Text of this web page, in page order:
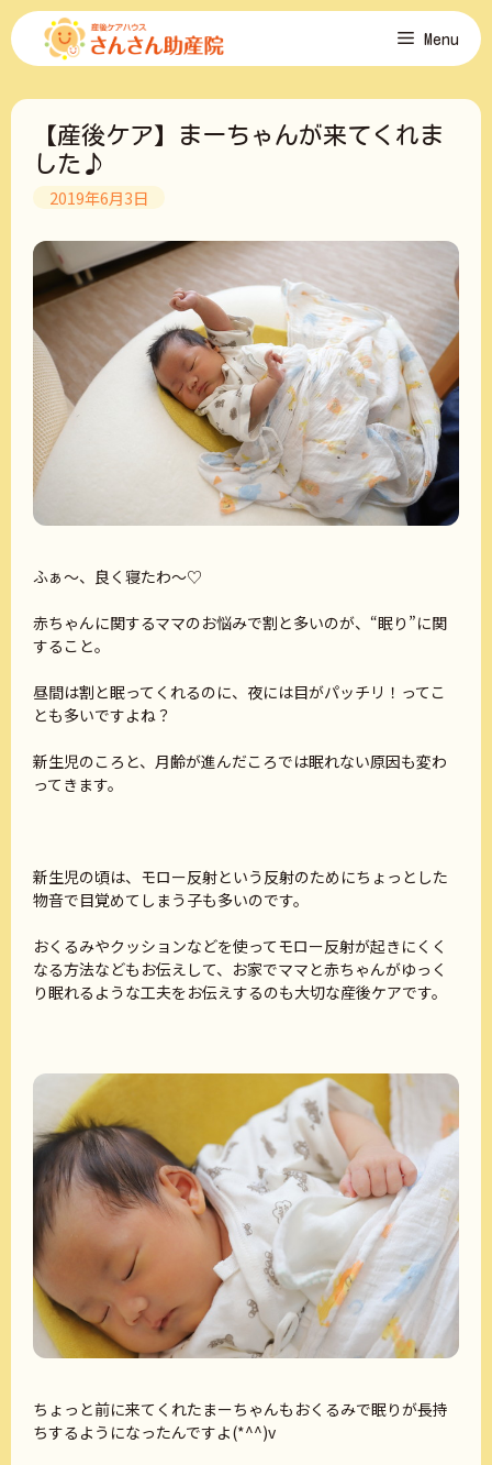
コ
ン
ツ
Menu
【産後ケア】まーちゃんが来てくれま
した♪
2019年6月3日
ふぁ～、良く寝たわ～♡
赤ちゃんに関するママのお悩みで割と多いのが、“眠り”に関
すること。
昼間は割と眠ってくれるのに、夜には目がパッチリ！ってこ
とも多いですよね？
新生児のころと、月齢が進んだころでは眠れない原因も変わ
ってきます。
新生児の頃は、モロー反射という反射のためにちょっとした
物音で目覚めてしまう子も多いのです。
おくるみやクッションなどを使ってモロー反射が起きにくく
なる方法などもお伝えして、お家でママと赤ちゃんがゆっく
り眠れるような工夫をお伝えするのも大切な産後ケアです。
ちょっと前に来てくれたまーちゃんもおくるみで眠りが長持
ちするようになったんですよ(*^^)v